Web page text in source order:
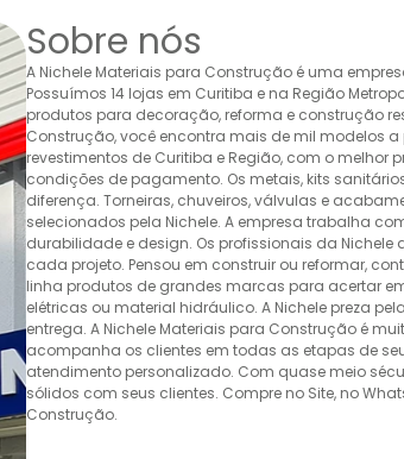
Sobre nós
A Nichele Materiais para Construção é uma
Possuímos 14 lojas em Curitiba e na Região
produtos para decoração, reforma e construção
Construção, você encontra mais de mil modelos
revestimentos de Curitiba e Região, com o melhor
condições de pagamento. Os metais, kits
diferença. Torneiras, chuveiros, válvulas e
selecionados pela Nichele. A empresa trabalha
durabilidade e design. Os profissionais da
cada projeto. Pensou em construir ou reformar,
linha produtos de grandes marcas para acertar
elétricas ou material hidráulico. A Nichele preza
entrega. A Nichele Materiais para Construção é
acompanha os clientes em todas as etapas de
atendimento personalizado. Com quase meio
sólidos com seus clientes. Compre no Site, no
Construção.